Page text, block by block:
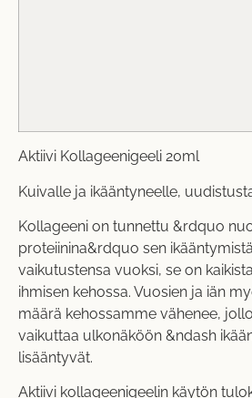
Aktiivi Kollageenigeeli 20ml
Kuivalle ja ikääntyneelle,
Kollageeni on tunnettu &rdquo
proteiinina&rdquo sen
vaikutustensa vuoksi, se on
ihmisen kehossa. Vuosien ja iän
määrä kehossamme vähenee,
vaikuttaa ulkonäköön &ndash
lisääntyvät.
Aktiivi kollageenigeelin käytön